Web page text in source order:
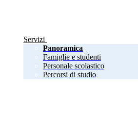
Servizi
Panoramica
Famiglie e studenti
Personale scolastico
Percorsi di studio